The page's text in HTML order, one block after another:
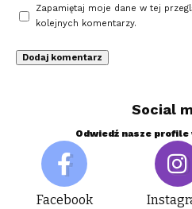
Zapamiętaj moje dane w tej
kolejnych komentarzy.
Social
Odwiedź nasze
Facebook